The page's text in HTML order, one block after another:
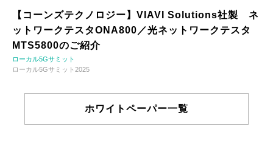
【コーンズテクノロジー】VIAVI Solutions社製 ネ
ットワークテスタONA800／光ネットワークテスタ
MTS5800のご紹介
ローカル5Gサミット
ローカル5Gサミット2025
ホワイトペーパー一覧